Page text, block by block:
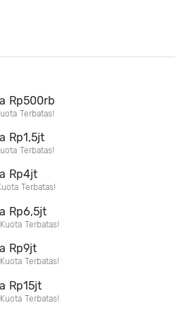
Rp500rb
Terbatas!
Rp1,5jt
Terbatas!
Rp4jt
Terbatas!
Rp6,5jt
Terbatas!
Rp9jt
Terbatas!
Rp15jt
Terbatas!